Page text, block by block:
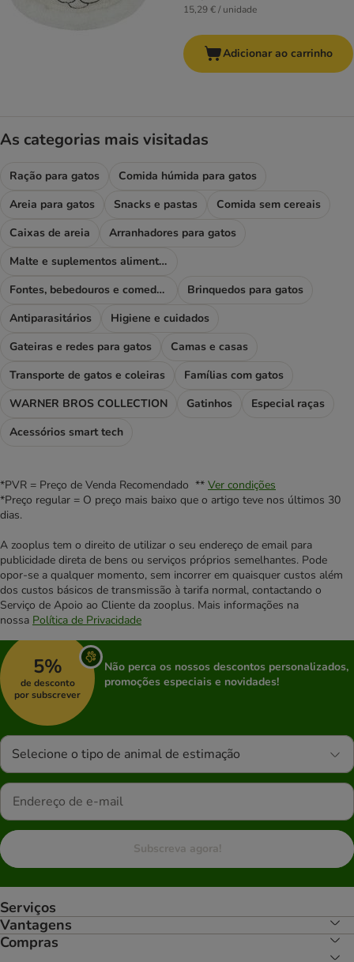
15,29 € / unidade
Adicionar ao carrinho
As categorias mais visitadas
Ração para gatos
Comida húmida para gatos
Areia para gatos
Snacks e pastas
Comida sem cereais
Caixas de areia
Arranhadores para gatos
Malte e suplementos alimentares
Fontes, bebedouros e comedouros
Brinquedos para gatos
Antiparasitários
Higiene e cuidados
Gateiras e redes para gatos
Camas e casas
Transporte de gatos e coleiras
Famílias com gatos
WARNER BROS COLLECTION
Gatinhos
Especial raças
Acessórios smart tech
*PVR = Preço de Venda Recomendado ** Ver condições
*Preço regular = O preço mais baixo que o artigo teve nos últimos 30
dias.
A zooplus tem o direito de utilizar o seu endereço de email para
publicidade direta de bens ou serviços próprios semelhantes. Pode
opor-se a qualquer momento, sem incorrer em quaisquer custos além
dos custos básicos de transmissão à tarifa normal, contactando o
Serviço de Apoio ao Cliente da zooplus. Mais informações na
nossa Política de Privacidade
5%
de desconto
por subscrever
Não perca os nossos descontos personalizados,
promoções especiais e novidades!
Selecione o tipo de animal de estimação
Subscreva agora!
Serviços
Vantagens
Compras